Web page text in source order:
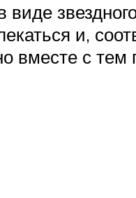
и,
вместе с тем